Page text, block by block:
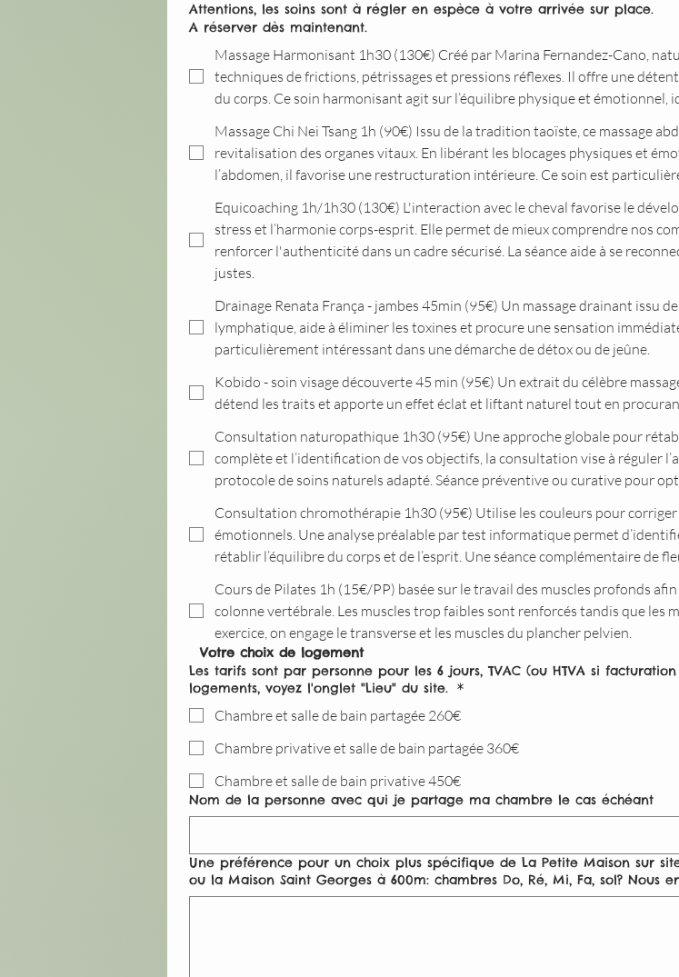
Attentions, les soins sont à régler en espèce à votre arrivée sur place.
A réserver dès maintenant.
Massage Harmonisant 1h30 (130€) Créé par Marina Fernandez-Cano,
techniques de frictions, pétrissages et pressions réflexes. Il offre une
du corps. Ce soin harmonisant agit sur l’équilibre physique et émotionnel,
Massage Chi Nei Tsang 1h (90€) Issu de la tradition taoïste, ce massage
revitalisation des organes vitaux. En libérant les blocages physiques et
l’abdomen, il favorise une restructuration intérieure. Ce soin est
Equicoaching 1h/1h30 (130€) L'interaction avec le cheval favorise le
stress et l’harmonie corps-esprit. Elle permet de mieux comprendre nos
renforcer l'authenticité dans un cadre sécurisé. La séance aide à se
justes.
Drainage Renata França - jambes 45min (95€) Un massage drainant issu de la méthode Renata França qui stimule la circulation
lymphatique, aide à éliminer les toxines et procure une sensation
particulièrement intéressant dans une démarche de détox ou de jeûne.
Kobido - soin visage découverte 45 min (95€) Un extrait du célèbre massage japonais du visage, qui stimule la microcirculation,
détend les traits et apporte un effet éclat et liftant naturel tout en
Consultation naturopathique 1h30 (95€) Une approche globale pour
complète et l’identification de vos objectifs, la consultation vise à réguler
protocole de soins naturels adapté. Séance préventive ou curative pour
Consultation chromothérapie 1h30 (95€) Utilise les couleurs pour
émotionnels. Une analyse préalable par test informatique permet
rétablir l’équilibre du corps et de l’esprit. Une séance complémentaire de
Cours de Pilates 1h (15€/PP) basée sur le travail des muscles profonds
colonne vertébrale. Les muscles trop faibles sont renforcés tandis que les
exercice, on engage le transverse et les muscles du plancher pelvien.
Votre choix de logement
Les tarifs sont par personne pour les 6 jours, TVAC (ou HTVA si
logements, voyez l'onglet "Lieu" du site. *
Chambre et salle de bain partagée 260€
Chambre privative et salle de bain partagée 360€
Chambre et salle de bain privative 450€
Nom de la personne avec qui je partage ma chambre le cas échéant
Une préférence pour un choix plus spécifique de La Petite Maison sur
ou la Maison Saint Georges à 600m: chambres Do, Ré, Mi, Fa, sol? Nous